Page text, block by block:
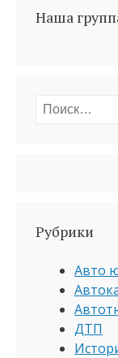
Наша
Найти:
Рубрики
Авто
ДТП